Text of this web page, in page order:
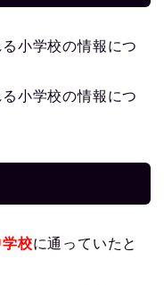
小学校の情報につ
小学校の情報につ
校に通っていたと